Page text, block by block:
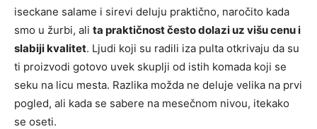
iseckane salame i sirevi deluju praktično, naročito kada
smo u žurbi, ali ta praktičnost često dolazi uz višu cenu i
slabiji kvalitet. Ljudi koji su radili iza pulta otkrivaju da su
ti proizvodi gotovo uvek skuplji od istih komada koji se
seku na licu mesta. Razlika možda ne deluje velika na prvi
pogled, ali kada se sabere na mesečnom nivou, itekako
se oseti.